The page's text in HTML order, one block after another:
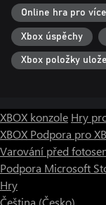
Online hra pro
Xbox úspěchy
Xbox položky
XBOX konzole Hry
XBOX Podpora pro
Varování před
Podpora Microsoft
Hry
Čeština (Česko)